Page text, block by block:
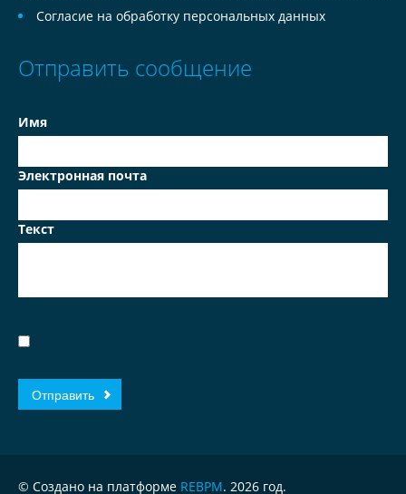
Согласие на обработку персональных данных
Отправить сообщение
Имя
Электронная почта
Текст
© Создано на платформе REBPM. 2026 год.